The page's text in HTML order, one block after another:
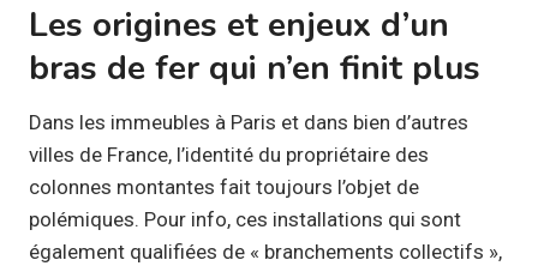
Les origines et enjeux d’un
bras de fer qui n’en finit plus
Dans les immeubles à Paris et dans bien d’autres
villes de France, l’identité du propriétaire des
colonnes montantes fait toujours l’objet de
polémiques. Pour info, ces installations qui sont
également qualifiées de « branchements collectifs »,